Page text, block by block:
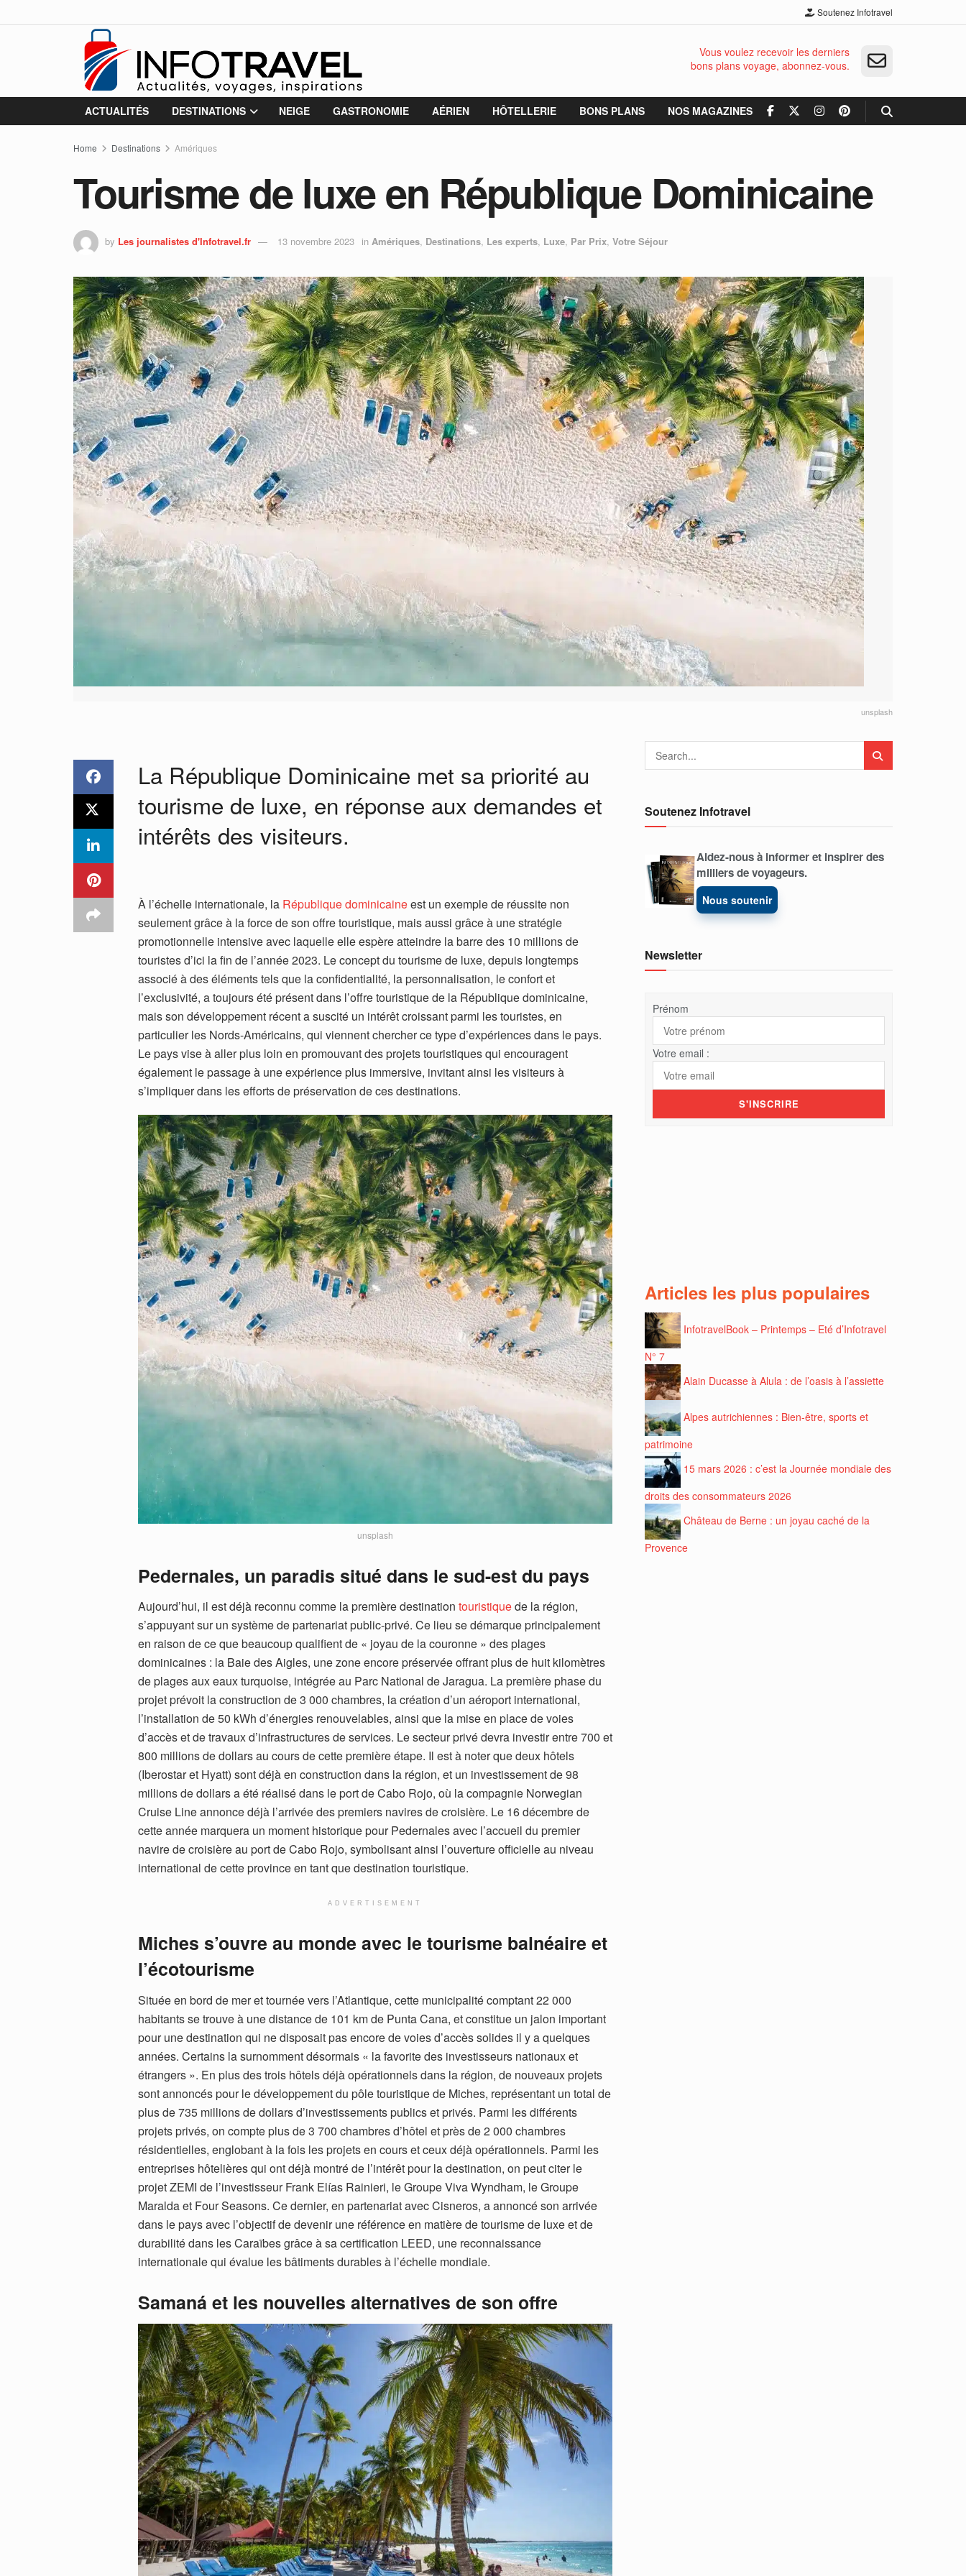
Soutenez Infotravel
Vous voulez recevoir les derniers
bons plans voyage, abonnez-vous.
ACTUALITÉS DESTINATIONS NEIGE GASTRONOMIE AÉRIEN HÔTELLERIE BONS PLANS NOS MAGAZINES
Home Destinations Amériques
Tourisme de luxe en République Dominicaine
by Les journalistes d'Infotravel.fr 13 novembre 2023 in Amériques, Destinations, Les experts, Luxe, Par Prix, Votre Séjour
unsplash
La République Dominicaine met sa priorité au
tourisme de luxe, en réponse aux demandes et
intérêts des visiteurs.
À l’échelle internationale, la République dominicaineest un exemple de réussite non
seulement grâce à la force de son offre touristique, mais aussi grâce à une stratégie
promotionnelle intensive avec laquelle elle espère atteindre la barre des 10 millions de
touristes d’ici la fin de l’année 2023. Le concept du tourisme de luxe, depuis longtemps
associé à des éléments tels que la confidentialité, la personnalisation, le confort et
l’exclusivité, a toujours été présent dans l’offre touristique de la République dominicaine,
mais son développement récent a suscité un intérêt croissant parmi les touristes, en
particulier les Nords-Américains, qui viennent chercher ce type d’expériences dans le pays.
Le pays vise à aller plus loin en promouvant des projets touristiques qui encouragent
également le passage à une expérience plus immersive, invitant ainsi les visiteurs à
s’impliquer dans les efforts de préservation de ces destinations.
unsplash
Pedernales, un paradis situé dans le sud-est du pays
Aujourd’hui, il est déjà reconnu comme la première destination touristiquede la région,
s’appuyant sur un système de partenariat public-privé. Ce lieu se démarque principalement
en raison de ce que beaucoup qualifient de « joyau de la couronne » des plages
dominicaines : la Baie des Aigles, une zone encore préservée offrant plus de huit kilomètres
de plages aux eaux turquoise, intégrée au Parc National de Jaragua. La première phase du
projet prévoit la construction de 3 000 chambres, la création d’un aéroport international,
l’installation de 50 kWh d’énergies renouvelables, ainsi que la mise en place de voies
d’accès et de travaux d’infrastructures de services. Le secteur privé devra investir entre 700 et
800 millions de dollars au cours de cette première étape. Il est à noter que deux hôtels
(Iberostar et Hyatt) sont déjà en construction dans la région, et un investissement de 98
millions de dollars a été réalisé dans le port de Cabo Rojo, où la compagnie Norwegian
Cruise Line annonce déjà l’arrivée des premiers navires de croisière. Le 16 décembre de
cette année marquera un moment historique pour Pedernales avec l’accueil du premier
navire de croisière au port de Cabo Rojo, symbolisant ainsi l’ouverture officielle au niveau
international de cette province en tant que destination touristique.
ADVERTISEMENT
Miches s’ouvre au monde avec le tourisme balnéaire et
l’écotourisme
Située en bord de mer et tournée vers l’Atlantique, cette municipalité comptant 22 000
habitants se trouve à une distance de 101 km de Punta Cana, et constitue un jalon important
pour une destination qui ne disposait pas encore de voies d’accès solides il y a quelques
années. Certains la surnomment désormais « la favorite des investisseurs nationaux et
étrangers ». En plus des trois hôtels déjà opérationnels dans la région, de nouveaux projets
sont annoncés pour le développement du pôle touristique de Miches, représentant un total de
plus de 735 millions de dollars d’investissements publics et privés. Parmi les différents
projets privés, on compte plus de 3 700 chambres d’hôtel et près de 2 000 chambres
résidentielles, englobant à la fois les projets en cours et ceux déjà opérationnels. Parmi les
entreprises hôtelières qui ont déjà montré de l’intérêt pour la destination, on peut citer le
projet ZEMI de l’investisseur Frank Elías Rainieri, le Groupe Viva Wyndham, le Groupe
Maralda et Four Seasons. Ce dernier, en partenariat avec Cisneros, a annoncé son arrivée
dans le pays avec l’objectif de devenir une référence en matière de tourisme de luxe et de
durabilité dans les Caraïbes grâce à sa certification LEED, une reconnaissance
internationale qui évalue les bâtiments durables à l’échelle mondiale.
Samaná et les nouvelles alternatives de son offre
Soutenez Infotravel
Aidez-nous à informer et inspirer des
milliers de voyageurs.
Nous soutenir
Newsletter
Prénom
Votre email :
Articles les plus populaires
InfotravelBook – Printemps – Eté d’Infotravel
N° 7
Alain Ducasse à Alula : de l’oasis à l’assiette
Alpes autrichiennes : Bien-être, sports et
patrimoine
15 mars 2026 : c’est la Journée mondiale des
droits des consommateurs 2026
Château de Berne : un joyau caché de la
Provence